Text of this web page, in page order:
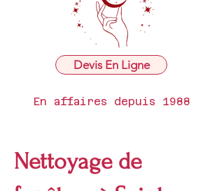
Devis En Ligne
En affaires depuis 1988
Nettoyage de